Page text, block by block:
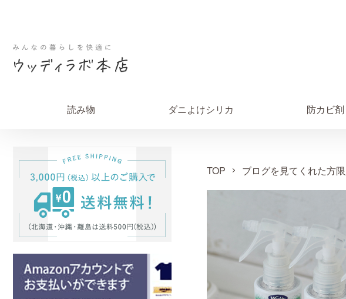
読み物 ダニよけシリカ 防カビ剤
TOP ブログを見てくれた方